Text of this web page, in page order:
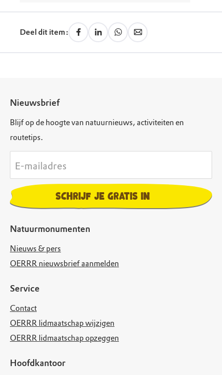
Deel dit item:
Natuurmonumenten
Nieuws & pers
OERRR nieuwsbrief aanmelden
Service
Contact
OERRR lidmaatschap wijzigen
OERRR lidmaatschap opzeggen
Hoofdkantoor
Nieuwsbrief
Blijf op de hoogte van natuurnieuws, activiteiten en
routetips.
E-mailadres
Schrijf je gratis in